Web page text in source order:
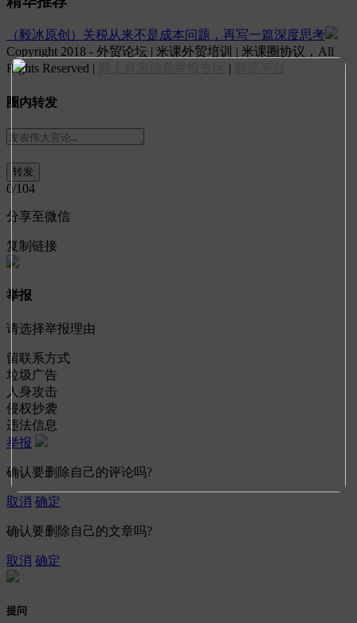
（毅冰原创）关税从来不是成本问题，再写一篇深度思考
Copyright 2018 - 外贸论坛 | 米课外贸培训 | 米课圈协议，All
Rights Reserved |
|
圈内转发
0/104
分享至微信
复制链接
举报
请选择举报理由
留联系方式
垃圾广告
人身攻击
侵权抄袭
违法信息
举报
确认要删除自己的评论吗?
取消 确定
确认要删除自己的文章吗?
取消 确定
提问